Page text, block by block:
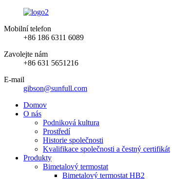
Mobilní telefon
+86 186 6311 6089
Zavolejte nám
+86 631 5651216
E-mail
gibson@sunfull.com
Domov
O nás
Podniková kultura
Prostředí
Historie společnosti
Kvalifikace společnosti a čestný certifikát
Produkty
Bimetalový termostat
Bimetalový termostat HB2